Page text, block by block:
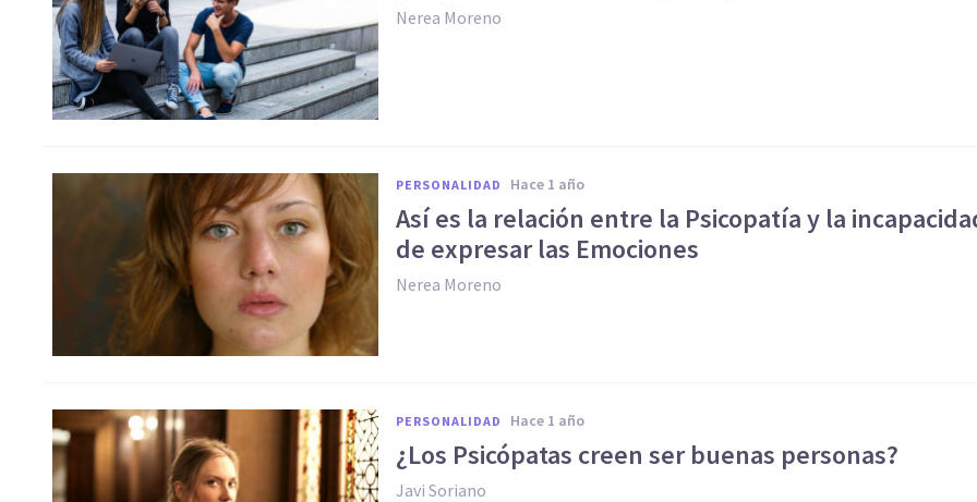
Nerea Moreno
PERSONALIDAD hace 1 año
Así es la relación entre la Psicopatía y la
de expresar las Emociones
Nerea Moreno
PERSONALIDAD hace 1 año
¿Los Psicópatas creen ser buenas personas?
Javi Soriano